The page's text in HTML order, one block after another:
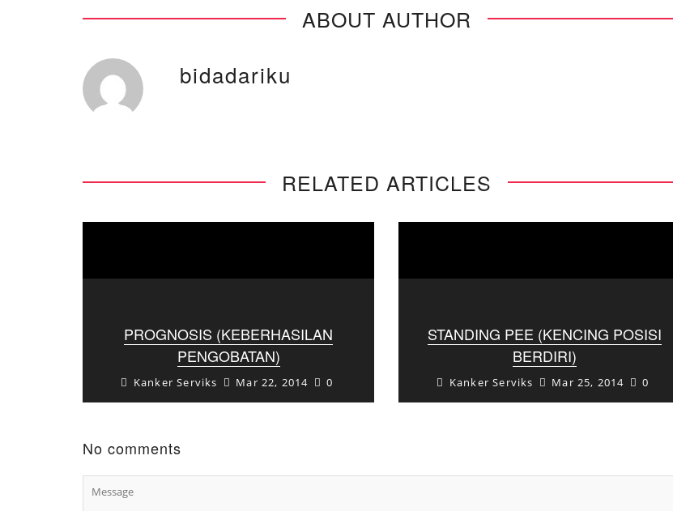
ABOUT AUTHOR
bidadariku
RELATED ARTICLES
PROGNOSIS (KEBERHASILAN
PENGOBATAN)
Prognosis (keberhasilan pengobatan)
kanker serviks tergantung beberapa
Ketepatan dan kecepatan pengobatan
Kanker Serviks Mar 22, 2014 0
STANDING PEE (KENCING POSISI
BERDIRI)
Pada beberapa kesempatan kita sering
kesulitan menemukan toilet dan air yang
Kanker Serviks Mar 25, 2014 0
No comments